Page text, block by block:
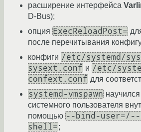
расширение интерфейса
D-Bus);
опция ExecReloadPost=
после перечитывания
конфиги /etc/systemd/
sysext.conf и /etc/
confext.conf для
systemd-vmspawn
системного пользователя
помощью --bind-
shell=;